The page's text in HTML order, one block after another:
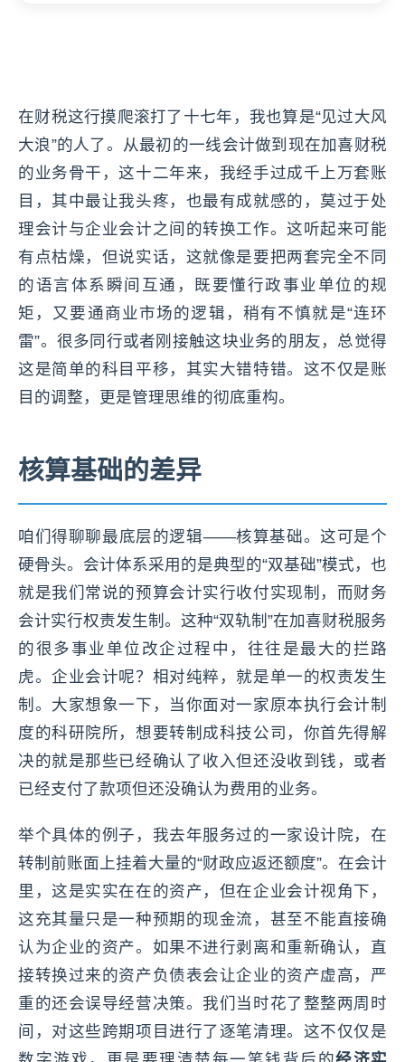
在财税这行摸爬滚打了十七年，我也算是“见过大风
大浪”的人了。从最初的一线会计做到现在加喜财税
的业务骨干，这十二年来，我经手过成千上万套账
目，其中最让我头疼，也最有成就感的，莫过于处
理会计与企业会计之间的转换工作。这听起来可能
有点枯燥，但说实话，这就像是要把两套完全不同
的语言体系瞬间互通，既要懂行政事业单位的规
矩，又要通商业市场的逻辑，稍有不慎就是“连环
雷”。很多同行或者刚接触这块业务的朋友，总觉得
这是简单的科目平移，其实大错特错。这不仅是账
目的调整，更是管理思维的彻底重构。
核算基础的差异
咱们得聊聊最底层的逻辑——核算基础。这可是个
硬骨头。会计体系采用的是典型的“双基础”模式，也
就是我们常说的预算会计实行收付实现制，而财务
会计实行权责发生制。这种“双轨制”在加喜财税服务
的很多事业单位改企过程中，往往是最大的拦路
虎。企业会计呢？相对纯粹，就是单一的权责发生
制。大家想象一下，当你面对一家原本执行会计制
度的科研院所，想要转制成科技公司，你首先得解
决的就是那些已经确认了收入但还没收到钱，或者
已经支付了款项但还没确认为费用的业务。
举个具体的例子，我去年服务过的一家设计院，在
转制前账面上挂着大量的“财政应返还额度”。在会计
里，这是实实在在的资产，但在企业会计视角下，
这充其量只是一种预期的现金流，甚至不能直接确
认为企业的资产。如果不进行剥离和重新确认，直
接转换过来的资产负债表会让企业的资产虚高，严
重的还会误导经营决策。我们当时花了整整两周时
间，对这些跨期项目进行了逐笔清理。这不仅仅是